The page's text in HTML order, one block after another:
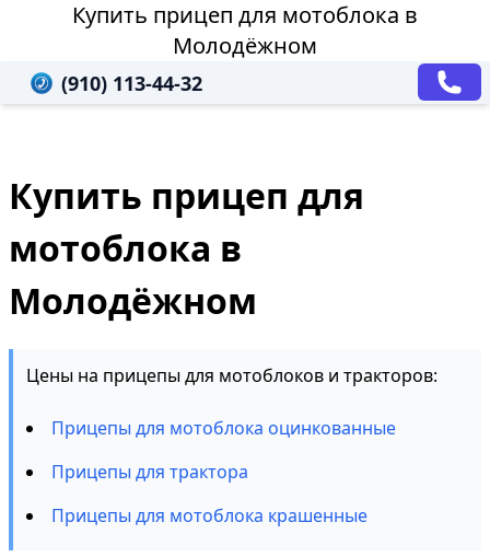
Купить прицеп для мотоблока в
Молодёжном
(910) 113-44-32
Купить прицеп для
мотоблока в
Молодёжном
Цены на прицепы для мотоблоков и тракторов:
Прицепы для мотоблока оцинкованные
Прицепы для трактора
Прицепы для мотоблока крашенные